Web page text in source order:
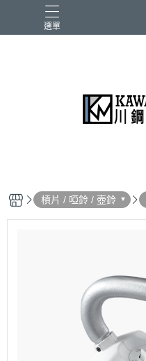
選單
二柱／四柱／農夫架
史密斯／ Cable飛鳥高低拉
槓片／啞鈴／壺鈴
槓片 / 啞鈴 / 壺鈴